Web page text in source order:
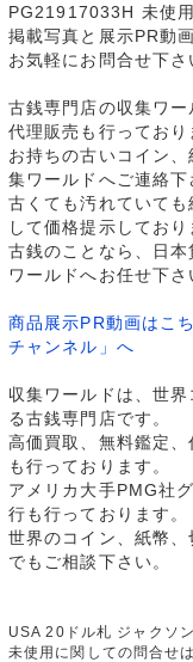
PG21917033H 未使用
掲載写真と展示PR動
お気軽にお問合せ下さ
古銭専門店の収集ワー
代理販売も行っており
お持ちの古いコイン
集ワールドへご連絡下
古くても汚れていて
して価格提示しており
古銭のことなら、日
ワールドへお任せ下さ
商品展示PR動画はこ
チャンネル」へ
収集ワールドは、世
る古銭専門店です。
高価買取、無料鑑定
も行っております。
アメリカ大手PMG社
行も行っております。
世界のコイン、紙幣
でもご相談下さい。
USA 20ドル札 ジャクソ
未使用に関しての問合せ